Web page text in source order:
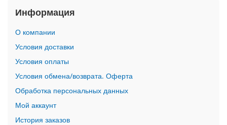
P
h
o
n
e
1
7
P
r
o
Информация
О компании
Условия доставки
Условия оплаты
Условия обмена/возврата. Оферта
Обработка персональных данных
Мой аккаунт
История заказов